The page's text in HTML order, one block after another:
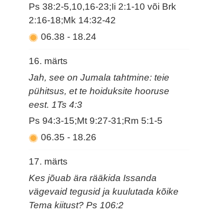
Ps 38:2-5,10,16-23;Ii 2:1-10 või Brk
2:16-18;Mk 14:32-42
06.38- 18.24
16. märts
Jah, see on Jumala tahtmine: teie
pühitsus, et te hoiduksite hooruse
eest. 1Ts 4:3
Ps 94:3-15;Mt 9:27-31;Rm 5:1-5
06.35- 18.26
17. märts
Kes jõuab ära rääkida Issanda
vägevaid tegusid ja kuulutada kõike
Tema kiitust? Ps 106:2